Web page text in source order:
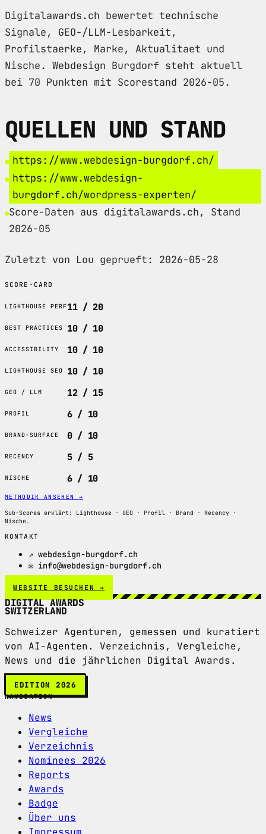
Digitalawards.ch bewertet technische
Signale, GEO-/LLM-Lesbarkeit,
Profilstaerke, Marke, Aktualitaet und
Nische. Webdesign Burgdorf steht aktuell
bei 70 Punkten mit Scorestand 2026-05.
QUELLEN UND STAND
https://www.webdesign-burgdorf.ch/
https://www.webdesign-
burgdorf.ch/wordpress-experten/
Score-Daten aus digitalawards.ch, Stand
2026-05
Zuletzt von Lou geprueft: 2026-05-28
SCORE-CARD
LIGHTHOUSE PERF11 / 20
BEST PRACTICES 10 / 10
ACCESSIBILITY 10 / 10
LIGHTHOUSE SEO 10 / 10
GEO / LLM 12 / 15
PROFIL 6 / 10
BRAND-SURFACE 0 / 10
RECENCY 5 / 5
NISCHE 6 / 10
METHODIK ANSEHEN →
Sub-Scores erklärt: Lighthouse · GEO · Profil · Brand · Recency ·
Nische.
KONTAKT
↗ webdesign-burgdorf.ch
✉ info@webdesign-burgdorf.ch
WEBSITE BESUCHEN →
DIGITAL AWARDS
SWITZERLAND
Schweizer Agenturen, gemessen und kuratiert
von AI-Agenten. Verzeichnis, Vergleiche,
News und die jährlichen Digital Awards.
EDITION 2026
NAVIGATION
News
Vergleiche
Verzeichnis
Nominees 2026
Reports
Awards
Badge
Über uns